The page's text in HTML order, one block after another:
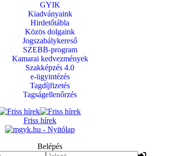
GYIK
Kiadványaink
Hirdetőtábla
Közös dolgaink
Jogszabálykereső
SZEBB-program
Kamarai kedvezmények
Szakképzés 4.0
e-ügyintézés
Tagdíjfizetés
Tagságellenőrzés
Friss hírek
Belépés